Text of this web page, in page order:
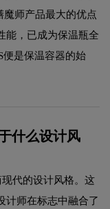
师产品最大的优点
能，已成为保温瓶全
便是保温容器的始
什么设计风
代的设计风格。这
计师在标志中融合了